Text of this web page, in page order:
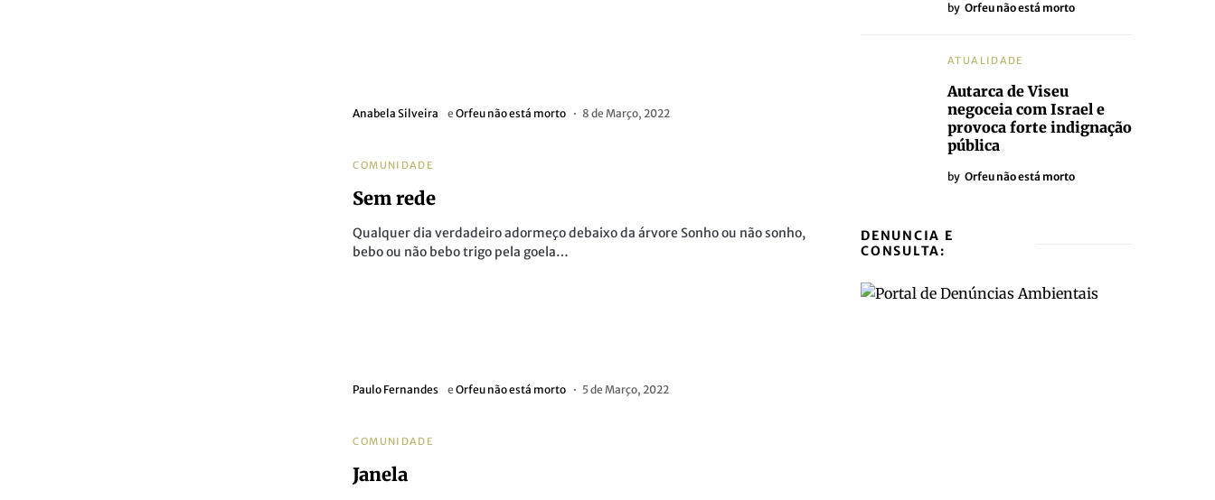
Anabela Silveira eOrfeu não está morto 8 de Março, 2022
COMUNIDADE
Sem rede
Qualquer dia verdadeiro adormeço debaixo da árvore Sonho ou não sonho,
bebo ou não bebo trigo pela goela…
Paulo Fernandes eOrfeu não está morto 5 de Março, 2022
COMUNIDADE
Janela
by Orfeu não está morto
ATUALIDADE
Autarca de Viseu
negoceia com Israel e
provoca forte indignação
pública
by Orfeu não está morto
DENUNCIA E
CONSULTA: